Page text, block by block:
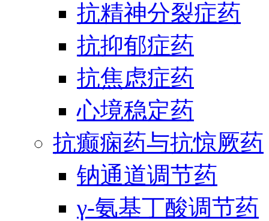
抗精神分裂症药
抗抑郁症药
抗焦虑症药
心境稳定药
抗癫痫药与抗惊厥药
钠通道调节药
γ-氨基丁酸调节药